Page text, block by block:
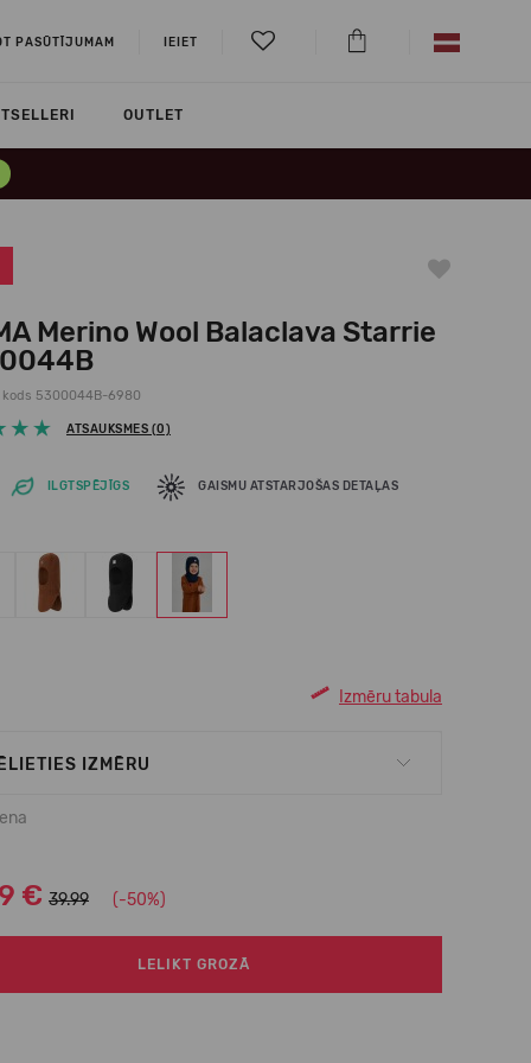
PASŪTĪJUMAM IEIET
OUTLET
Merino Wool Balaclava Starrie
kods 5300044B-6980
ATSAUKSMES (0)
ILGTSPĒJĪGS GAISMU ATSTARJOŠAS DETAĻAS
Izmēru tabula
IZMĒRU
€ 39.99 (-50%)
LELIKT GROZĀ